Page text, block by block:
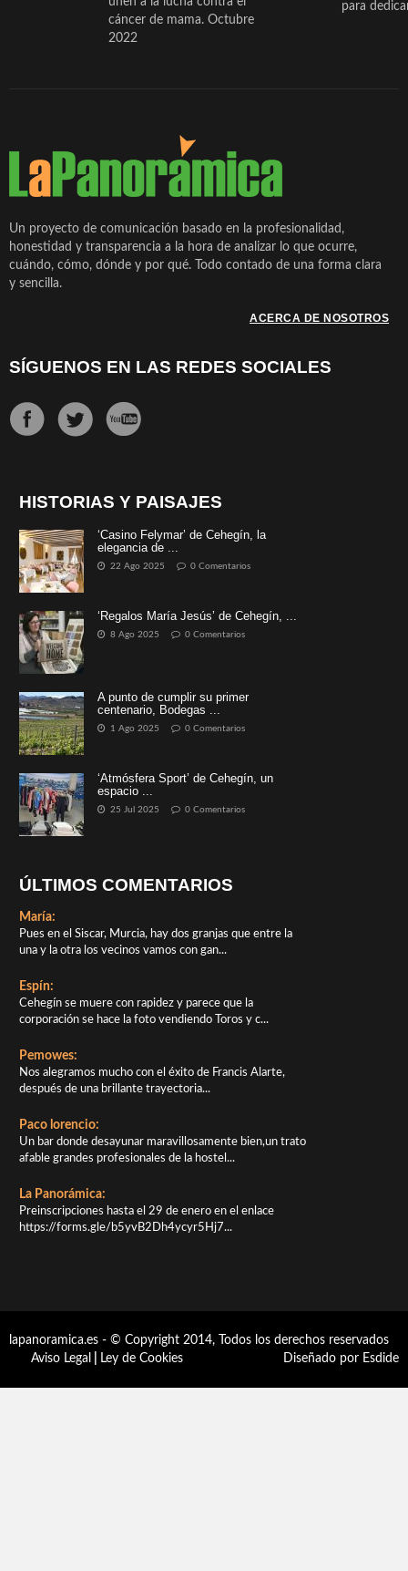
cáncer de mama. Octubre
2022
para
Un proyecto de comunicación basado en la profesionalidad,
honestidad y transparencia a la hora de analizar lo que ocurre,
cuándo, cómo, dónde y por qué. Todo contado de una forma clara
y sencilla.
ACERCA DE NOSOTROS
SÍGUENOS EN LAS REDES SOCIALES
HISTORIAS Y PAISAJES
‘Casino Felymar’ de Cehegín, la
elegancia de ...
22 Ago 2025 0 Comentarios
‘Regalos María Jesús’ de Cehegín, ...
8 Ago 2025 0 Comentarios
A punto de cumplir su primer
centenario, Bodegas ...
1 Ago 2025 0 Comentarios
‘Atmósfera Sport’ de Cehegín, un
espacio ...
25 Jul 2025 0 Comentarios
ÚLTIMOS COMENTARIOS
María:
Pues en el Siscar, Murcia, hay dos granjas que entre la
una y la otra los vecinos vamos con gan...
Espín:
Cehegín se muere con rapidez y parece que la
corporación se hace la foto vendiendo Toros y c...
Pemowes:
Nos alegramos mucho con el éxito de Francis Alarte,
después de una brillante trayectoria...
Paco lorencio:
Un bar donde desayunar maravillosamente bien,un trato
afable grandes profesionales de la hostel...
La Panorámica:
Preinscripciones hasta el 29 de enero en el enlace
https://forms.gle/b5yvB2Dh4ycyr5Hj7...
lapanoramica.es - © Copyright 2014, Todos los derechos reservados
Aviso Legal
Ley de Cookies Diseñado por Esdide